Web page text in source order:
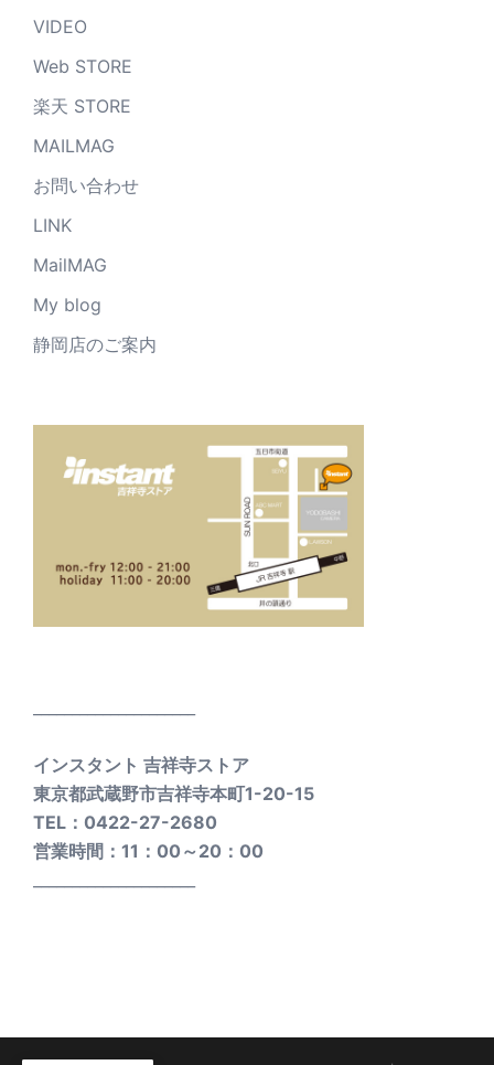
VIDEO
Web STORE
楽天 STORE
MAILMAG
お問い合わせ
LINK
MailMAG
My blog
静岡店のご案内
インスタント 吉祥寺ストア
東京都武蔵野市吉祥寺本町1-20-15
TEL：0422-27-2680
営業時間：11：00～20：00